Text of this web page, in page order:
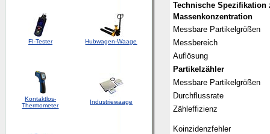
FI-Tester Hubwagen-Waage
Kontaktlos-
Thermometer
Industriewaage
Technische Spezifikation
Massenkonzentration
Messbare Partikelgrößen
Messbereich
Auflösung
Partikelzähler
Messbare Partikelgrößen
Durchflussrate
Zähleffizienz
Koinzidenzfehler